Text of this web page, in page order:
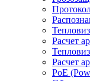
Расчет
Расчет
PoE